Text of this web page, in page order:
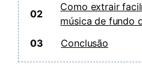
02
Como extrair
música de fundo
03
Conclusão